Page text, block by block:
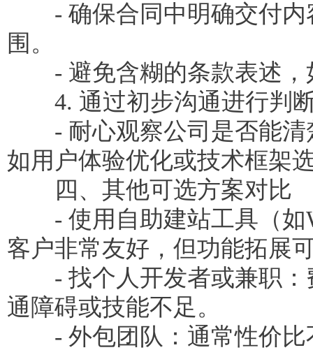
- 确保合同中明确交付内
围。
- 避免含糊的条款表述，
4. 通过初步沟通进行判
- 耐心观察公司是否能清
如用户体验优化或技术框架
四、其他可选方案对比
- 使用自助建站工具（如
客户非常友好，但功能拓展
- 找个人开发者或兼职：
通障碍或技能不足。
- 外包团队：通常性价比